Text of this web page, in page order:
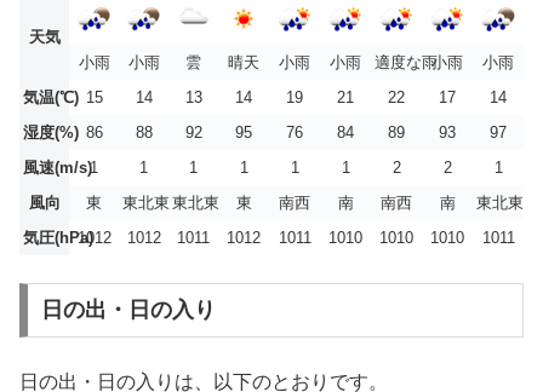
天気
小雨
小雨 雲 晴天 小雨 小雨 適度な雨小雨
小雨
気温(℃) 15 14 13 14 19 21 22 17
14
湿度(%) 86 88 92 95 76 84 89 93
97
風速(m/s)1 1 1 1 1 1 2 2
1
風向
東 東北東 東北東 東 南西 南 南西 南
東北東
気圧(hPa)1012 1012 1011 1012 1011 1010 1010 1010 1011
日の出・日の入り
日の出・日の入りは、以下のとおりです。